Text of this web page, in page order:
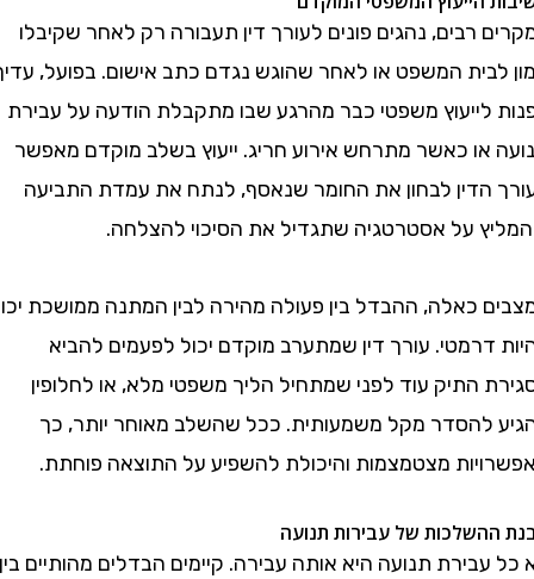
רבים, נהגים פונים לעורך דין תעבורה רק לאחר שקיבלו
המשפט או לאחר שהוגש נגדם כתב אישום. בפועל, עדיף
משפטי כבר מהרגע שבו מתקבלת הודעה על עבירת
כאשר מתרחש אירוע חריג. ייעוץ בשלב מוקדם מאפשר
לבחון את החומר שנאסף, לנתח את עמדת התביעה
על אסטרטגיה שתגדיל את הסיכוי להצלחה.
כאלה, ההבדל בין פעולה מהירה לבין המתנה ממושכת יכול
עורך דין שמתערב מוקדם יכול לפעמים להביא
התיק עוד לפני שמתחיל הליך משפטי מלא, או לחלופין
מקל משמעותית. ככל שהשלב מאוחר יותר, כך
מצטמצמות והיכולת להשפיע על התוצאה פוחתת.
של עבירות תנועה
תנועה היא אותה עבירה. קיימים הבדלים מהותיים בין